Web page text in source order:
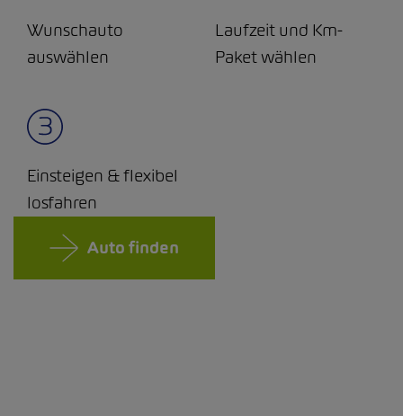
Wunschauto
auswählen
Laufzeit und Km-
Paket wählen
Einsteigen & flexibel
losfahren
Auto finden